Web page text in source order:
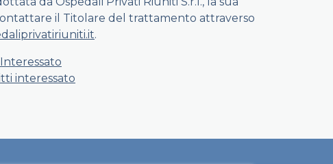
il Titolare del trattamento attraverso
.
interessato